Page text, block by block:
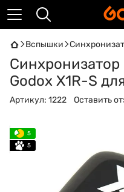
Вспышки
Godox X1R-S
Артикул: 1222 Оставить
5
5